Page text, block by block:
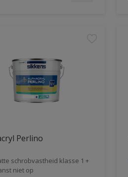
Perlino
schrobvastheid klasse 1 +
niet op